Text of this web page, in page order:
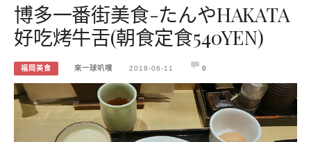
博多一番街美食-たんやHAKATA
好吃烤牛舌(朝食定食540YEN)
福岡美食 來一球叭噗 2018-06-11 0